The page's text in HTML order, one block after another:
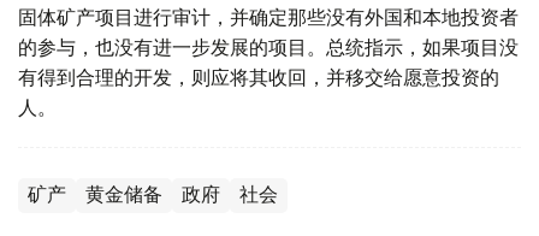
固体矿产项目进行审计，并确定那些没有外国和本地投资者
的参与，也没有进一步发展的项目。总统指示，如果项目没
有得到合理的开发，则应将其收回，并移交给愿意投资的
人。
矿产 黄金储备 政府 社会